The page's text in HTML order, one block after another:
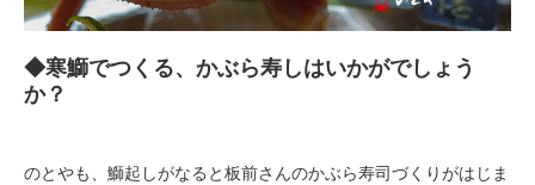
◆寒鰤でつくる、かぶら寿しはいかがでしょう
か？
のとやも、鰤起しがなると板前さんのかぶら寿司づくりがはじま